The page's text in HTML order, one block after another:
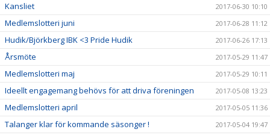
Kansliet 2017-06-30 10:10
Medlemslotteri juni 2017-06-28 11:12
Hudik/Björkberg IBK <3 Pride Hudik 2017-06-26 17:13
Årsmöte 2017-05-29 11:47
Medlemslotteri maj 2017-05-29 10:11
Ideellt engagemang behövs för att driva föreningen 2017-05-08 13:23
Medlemslotteri april 2017-05-05 11:36
Talanger klar för kommande säsonger ! 2017-05-04 19:47